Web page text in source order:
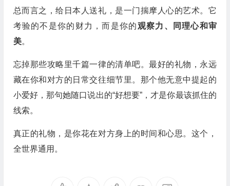
总而言之，给日本人送礼，是一门揣摩人心的艺术。它
考验的不是你的财力，而是你的观察力、同理心和审
美。
忘掉那些攻略里千篇一律的清单吧。最好的礼物，永远
藏在你和对方的日常交往细节里。那个他无意中提起的
小爱好，那句她随口说出的“好想要”，才是你最该抓住的
线索。
真正的礼物，是你花在对方身上的时间和心思。这个，
全世界通用。